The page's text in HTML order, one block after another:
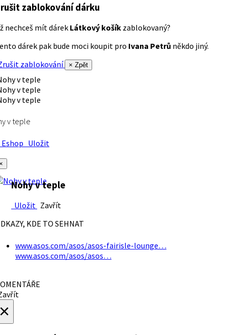
zablokování dárku
nechceš mít dárek Látkový košík zablokovaný?
dárek pak bude moci koupit pro Ivana Petrů někdo jiný.
zablokování
× Zpět
v teple
Uložit
Nohy v teple
Uložit Zavřít
KDE TO SEHNAT
www.asos.com/asos/asos-fairisle-lounge…
www.asos.com/asos/asos…